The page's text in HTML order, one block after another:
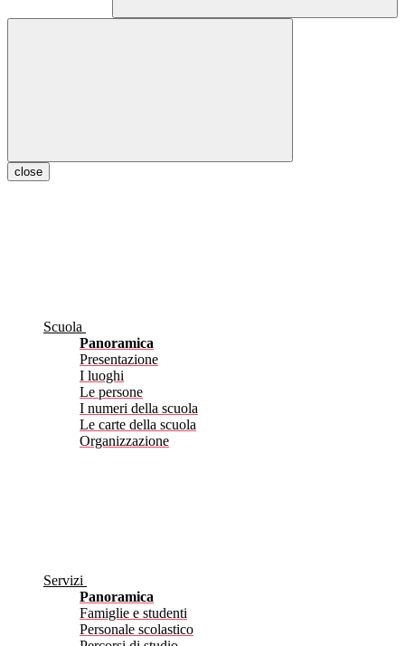
close
Scuola
Panoramica
Presentazione
I luoghi
Le persone
I numeri della scuola
Le carte della scuola
Organizzazione
Servizi
Panoramica
Famiglie e studenti
Personale scolastico